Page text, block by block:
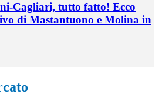
Cagliari, tutto fatto! Ecco
di Mastantuono e Molina in